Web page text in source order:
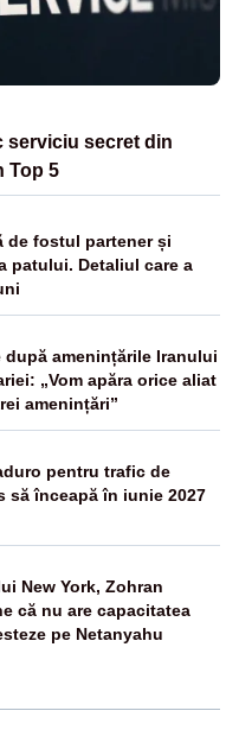
serviciu secret din
Top 5
de fostul partener și
patului. Detaliul care a
după amenințările Iranului
„Vom apăra orice aliat
amenințări”
pentru trafic de
să înceapă în iunie 2027
New York, Zohran
că nu are capacitatea
pe Netanyahu